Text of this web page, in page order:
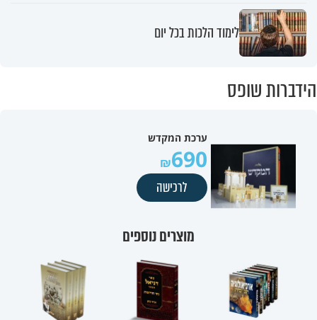
לימוד הלכות בכל יום
הידברות שופס
ערכת המקדש
690
לרכישה
מוצרים נוספים